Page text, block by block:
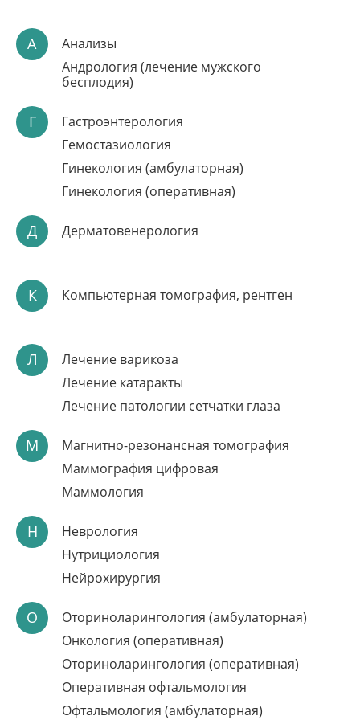
ОПЕРАЦИЯ ПРИ
ВАЛЬГУСНОЙ
ДЕФОРМАЦИИ
СТОПЫ
Опытный хирург, кандидат медицинских наук
Комфортное пребывание в стационаре
Запись по телефону:
ЛАЗЕРНОЕ ЛЕЧЕНИЕ
ВАРИКОЗА ЗА 1 ДЕНЬ
Без госпитализации, без наркоза
Методика с доказанной эффективностью
Запись по телефону:8(8452)66-03-03
Подробнее
А
Анализы
Андрология (лечение мужского
бесплодия)
Г
Гастроэнтерология
Гемостазиология
Гинекология (амбулаторная)
Гинекология (оперативная)
Д Дерматовенерология
К Компьютерная томография, рентген
Л
Лечение варикоза
Лечение катаракты
Лечение патологии сетчатки глаза
М
Магнитно-резонансная томография
Маммография цифровая
Маммология
Н
Неврология
Нутрициология
Нейрохирургия
О
Оториноларингология (амбулаторная)
Онкология (оперативная)
Оториноларингология (оперативная)
Оперативная офтальмология
Офтальмология (амбулаторная)